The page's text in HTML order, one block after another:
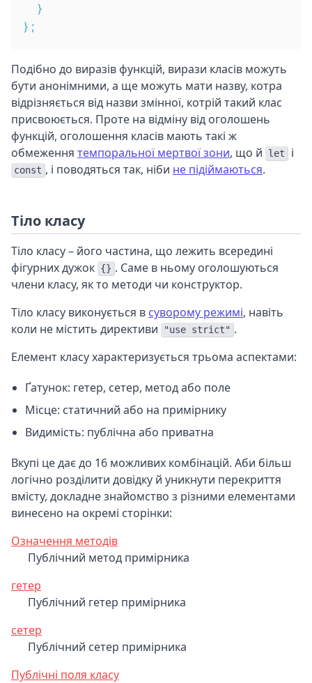
}
} ;
Подібно до виразів функцій, вирази класів можуть
бути анонімними, а ще можуть мати назву, котра
відрізняється від назви змінної, котрій такий клас
присвоюється. Проте на відміну від оголошень
функцій, оголошення класів мають такі ж
обмеження темпоральної мертвої зони, що й let і
const , і поводяться так, ніби не підіймаються.
Тіло класу
Тіло класу – його частина, що лежить всередині
фігурних дужок {} . Саме в ньому оголошуються
члени класу, як то методи чи конструктор.
Тіло класу виконується в суворому режимі, навіть
коли не містить директиви
"use strict" .
Елемент класу характеризується трьома аспектами:
Ґатунок: гетер, сетер, метод або поле
Місце: статичний або на примірнику
Видимість: публічна або приватна
Вкупі це дає до 16 можливих комбінацій. Аби більш
логічно розділити довідку й уникнути перекриття
вмісту, докладне знайомство з різними елементами
винесено на окремі сторінки:
Означення методів
Публічний метод примірника
гетер
Публічний гетер примірника
сетер
Публічний сетер примірника
Публічні поля класу